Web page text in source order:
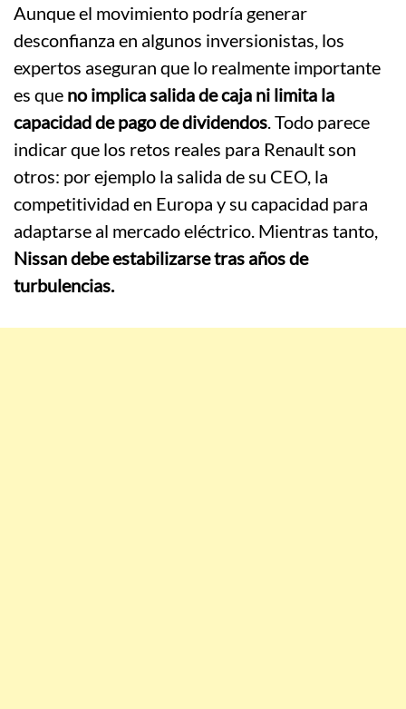
Aunque el movimiento podría generar
desconfianza en algunos inversionistas, los
expertos aseguran que lo realmente importante
es que no implica salida de caja ni limita la
capacidad de pago de dividendos. Todo parece
indicar que los retos reales para Renault son
otros: por ejemplo la salida de su CEO, la
competitividad en Europa y su capacidad para
adaptarse al mercado eléctrico. Mientras tanto,
Nissan debe estabilizarse tras años de
turbulencias.